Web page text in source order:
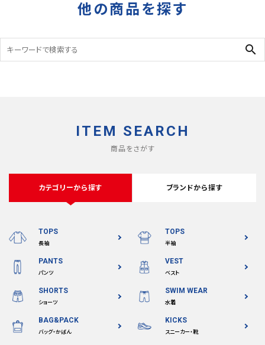
他の商品を探す
search
ITEM SEARCH
商品をさがす
カテゴリーから探す ブランドから探す
TOPS
長袖
TOPS
半袖
PANTS
パンツ
VEST
ベスト
SHORTS
ショーツ
SWIM WEAR
水着
BAG&PACK
バッグ・かばん
KICKS
スニーカー・靴